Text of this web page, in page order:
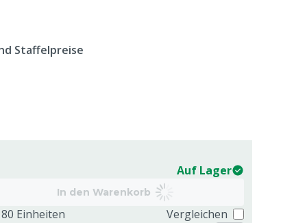
Auf Lager
In den Warenkorb
80 Einheiten Vergleichen
Staffelpreise